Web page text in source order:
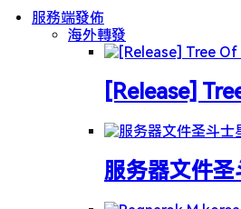
服務端發佈
海外轉發
[Release]
服务器文件